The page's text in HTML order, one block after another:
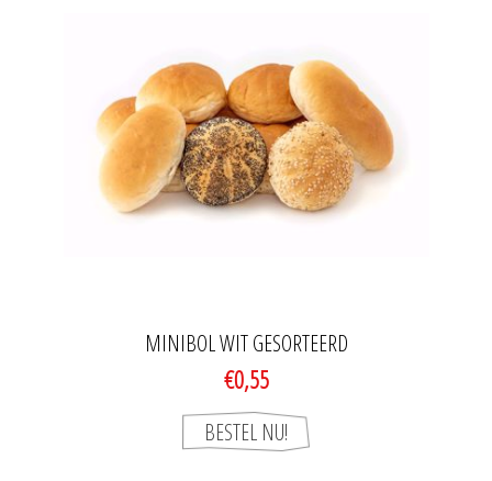
MINIBOL WIT GESORTEERD
€0,55